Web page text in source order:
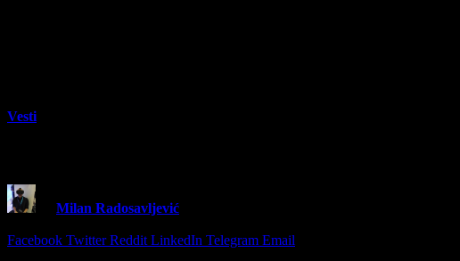
Vesti
Milan Radosavljević
Facebook Twitter Reddit LinkedIn Telegram Email